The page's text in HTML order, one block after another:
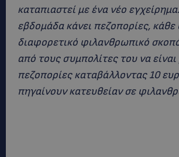
καταπιαστεί με ένα νέο
εβδομάδα κάνει πεζοπορίες,
διαφορετικό φιλανθρωπικό σκοπό
από τους συμπολίτες του να είναι
πεζοπορίες καταβάλλοντας 10
πηγαίνουν κατευθείαν σε